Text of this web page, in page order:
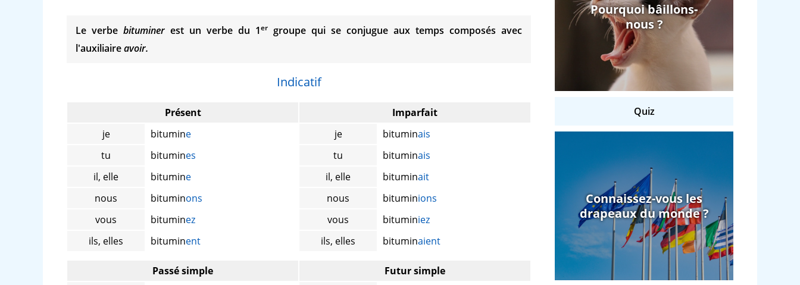
Le verbe bituminer est un verbe du 1er groupe qui se conjugue aux temps composés avec
l'auxiliaireavoir.
Indicatif
Présent
je
bitumine
tu
bitumines
il, elle
bitumine
nous
bituminons
vous
bituminez
ils, elles
bituminent
Imparfait
je
bituminais
tu
bituminais
il, elle
bituminait
nous
bituminions
vous
bituminiez
ils, elles
bituminaient
Passé simple
Futur simple
Pourquoi bâillons-
nous ?
Quiz
Connaissez-vous les
drapeaux du monde ?